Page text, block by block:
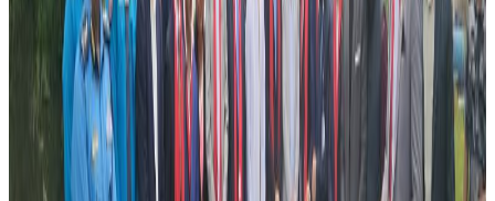
तर मुद्दा बारे हालसम्म आधिकारिक रुपमा कुनै जानकारी नभएको
नवनियुक्त अध्यक्ष केशव कडेलले बताउनुभयो ।
यस अघि एनआरएनए अष्ट्रेलियाको निर्वाचन आयोगले चुनावमा बद्नियतपुर्वक
कुनै पनि गल्ती नभएको स्पष्ट पारिसकेको छ ।